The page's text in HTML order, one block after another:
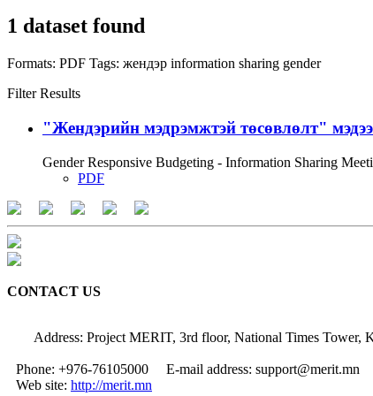
1 dataset found
Formats: PDF Tags: жендэр information sharing gender
Filter Results
"Жендэрийн мэдрэмжтэй төсөвлөлт"
Gender Responsive Budgeting - Information Sharing
PDF
CONTACT US
Address: Project MERIT, 3rd floor, National Times Tower,
Phone: +976-76105000
E-mail address: support@merit.mn
Web site: http://merit.mn